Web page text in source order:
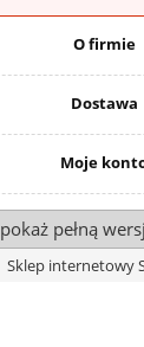
O firmie
Dostawa
Moje
pokaż pełną
Sklep internetowy